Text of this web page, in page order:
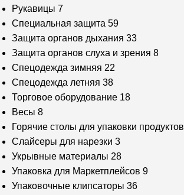
Рукавицы 7
Специальная защита 59
Защита органов дыхания 33
Защита органов слуха и зрения 8
Спецодежда зимняя 22
Спецодежда летняя 38
Торговое оборудование 18
Весы 8
Горячие столы для упаковки продуктов
Слайсеры для нарезки 3
Укрывные материалы 28
Упаковка для Маркетплейсов 9
Упаковочные клипсаторы 36